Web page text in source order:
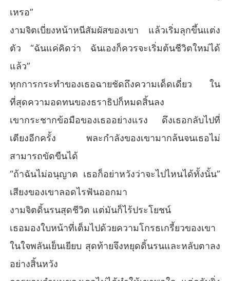
เหรอ”
งามจิตเบี่ยงหน้าหนีสัมผัสของเขา แล้วเริ่มลุกขึ้นแต่ง
ตัว “ฉันแค่คิดว่า ฉันเองก็ควรจะเริ่มต้นชีวิตใหม่ได้
แล้ว”
ทุกการกระทำของเธอฉายชัดถึงความเด็ดเดี่ยว ใน
ที่สุดความอดทนของธราธิปก็หมดสิ้นลง
เขากระชากข้อมือของเธออย่างแรง ดึงเธอกลับไปที่
เตียงอีกครั้ง พละกำลังของเขามากล้นจนเธอไม่
สามารถขัดขืนได้
“ถ้าฉันไม่อนุญาต เธอก็อย่าหวังว่าจะไปไหนได้ทั้งนั้น”
เสียงของเขาลอดไรฟันออกมา
งามจิตดิ้นรนสุดชีวิต แต่มันก็ไร้ประโยชน์
เธอมองใบหน้าที่เต็มไปด้วยความโกรธเกรี้ยวของเขา
ในใจพลันเย็นเยียบ สุดท้ายจึงหยุดดิ้นรนและหลับตาลง
อย่างสิ้นหวัง